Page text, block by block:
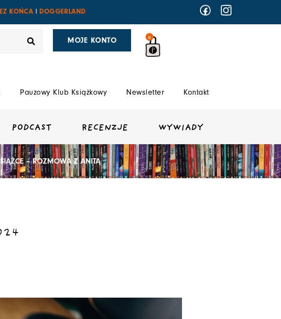
KOŃCA DOGGERLAND
MOJE KONTO 0
Pauzowy Klub Książkowy Newsletter Kontakt
PODCAST RECENZJE WYWIADY
– ROZMOWA Z ANITĄ